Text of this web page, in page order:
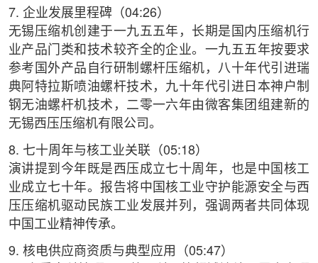
7. 企业发展里程碑（04:26）
无锡压缩机创建于一九五五年，长期是国内压缩机行
业产品门类和技术较齐全的企业。一九五五年按要求
参考国外产品自行研制螺杆压缩机，八十年代引进瑞
典阿特拉斯喷油螺杆技术，九十年代引进日本神户制
钢无油螺杆机技术，二零一六年由微客集团组建新的
无锡西压压缩机有限公司。
8. 七十周年与核工业关联（05:18）
演讲提到今年既是西压成立七十周年，也是中国核工
业成立七十年。报告将中国核工业守护能源安全与西
压压缩机驱动民族工业发展并列，强调两者共同体现
中国工业精神传承。
9. 核电供应商资质与典型应用（05:47）